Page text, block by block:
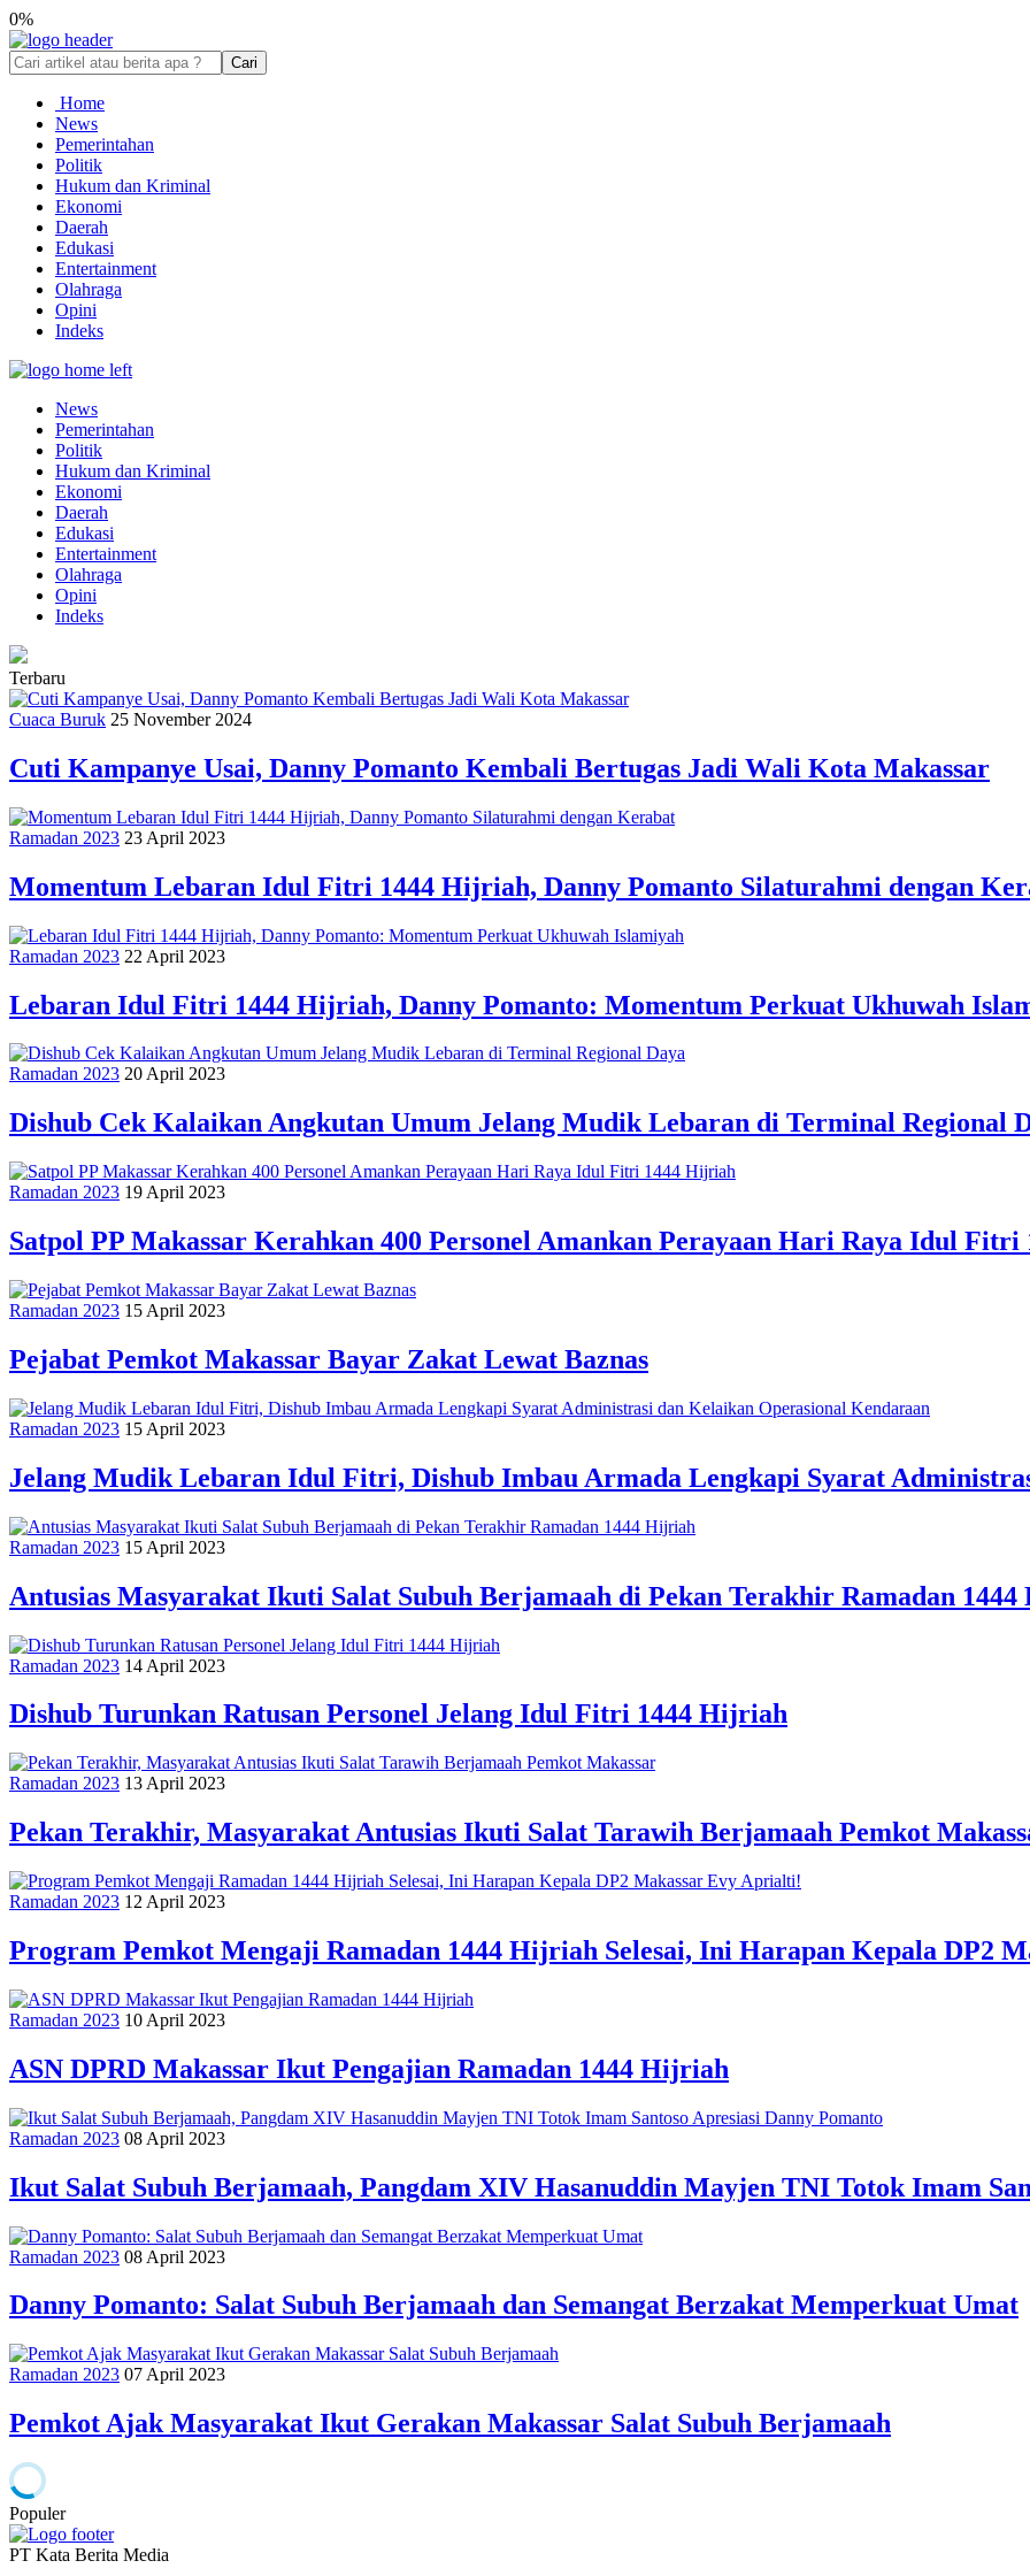
0%
Cari
Home
News
Pemerintahan
Politik
Hukum dan Kriminal
Ekonomi
Daerah
Edukasi
Entertainment
Olahraga
Opini
Indeks
News
Pemerintahan
Politik
Hukum dan Kriminal
Ekonomi
Daerah
Edukasi
Entertainment
Olahraga
Opini
Indeks
Terbaru
Cuaca Buruk 25 November 2024
Cuti Kampanye Usai, Danny Pomanto Kembali Bertugas Jadi Wali Kota Makassar
Ramadan 2023 23 April 2023
Momentum Lebaran Idul Fitri 1444 Hijriah, Danny Pomanto Silaturahmi dengan
Ramadan 2023 22 April 2023
Lebaran Idul Fitri 1444 Hijriah, Danny Pomanto: Momentum Perkuat Ukhuwah
Ramadan 2023 20 April 2023
Dishub Cek Kalaikan Angkutan Umum Jelang Mudik Lebaran di Terminal Regional
Ramadan 2023 19 April 2023
Satpol PP Makassar Kerahkan 400 Personel Amankan Perayaan Hari Raya Idul
Ramadan 2023 15 April 2023
Pejabat Pemkot Makassar Bayar Zakat Lewat Baznas
Ramadan 2023 15 April 2023
Jelang Mudik Lebaran Idul Fitri, Dishub Imbau Armada Lengkapi Syarat
Ramadan 2023 15 April 2023
Antusias Masyarakat Ikuti Salat Subuh Berjamaah di Pekan Terakhir Ramadan
Ramadan 2023 14 April 2023
Dishub Turunkan Ratusan Personel Jelang Idul Fitri 1444 Hijriah
Ramadan 2023 13 April 2023
Pekan Terakhir, Masyarakat Antusias Ikuti Salat Tarawih Berjamaah Pemkot
Ramadan 2023 12 April 2023
Program Pemkot Mengaji Ramadan 1444 Hijriah Selesai, Ini Harapan Kepala DP2
Ramadan 2023 10 April 2023
ASN DPRD Makassar Ikut Pengajian Ramadan 1444 Hijriah
Ramadan 2023 08 April 2023
Ikut Salat Subuh Berjamaah, Pangdam XIV Hasanuddin Mayjen TNI Totok Imam
Ramadan 2023 08 April 2023
Danny Pomanto: Salat Subuh Berjamaah dan Semangat Berzakat Memperkuat Umat
Ramadan 2023 07 April 2023
Pemkot Ajak Masyarakat Ikut Gerakan Makassar Salat Subuh Berjamaah
Populer
PT Kata Berita Media